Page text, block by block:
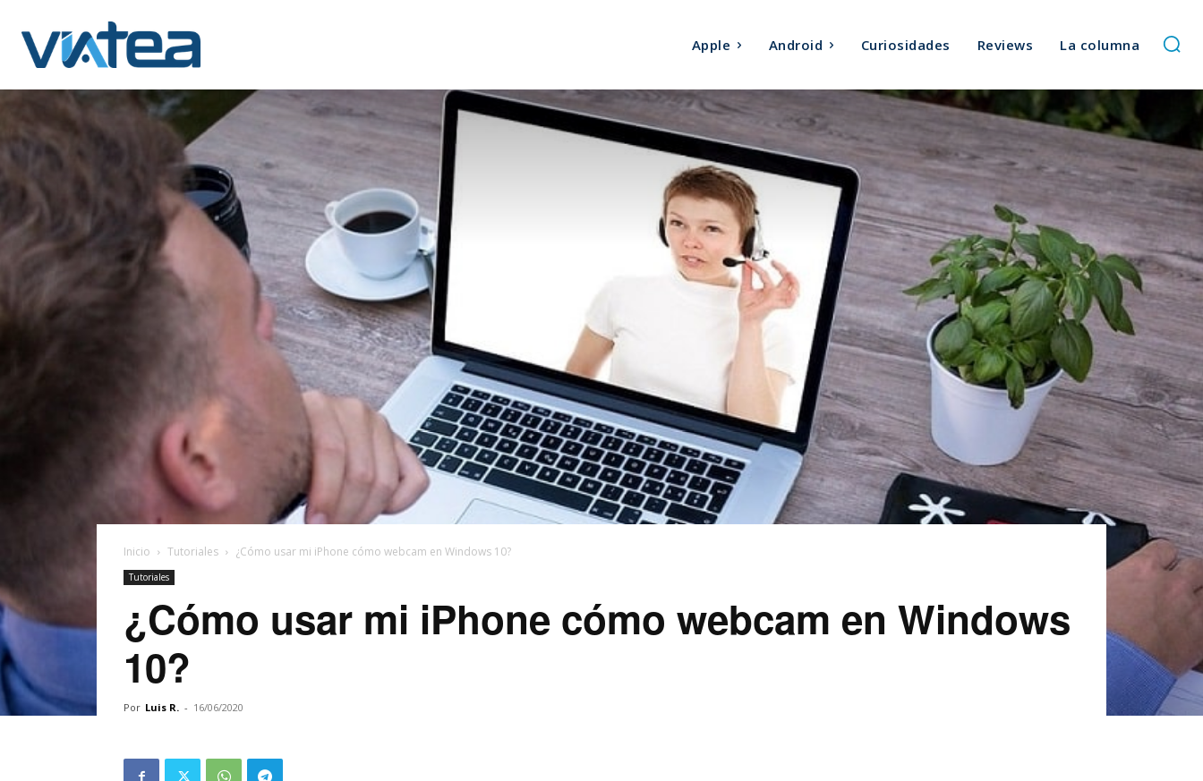
Apple Android Curiosidades Reviews La columna
Inicio Tutoriales ¿Cómo usar mi iPhone cómo webcam en Windows 10?
Tutoriales
¿Cómo usar mi iPhone cómo webcam en Windows
10?
Por Luis R. - 16/06/2020